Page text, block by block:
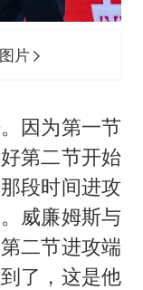
片
因为第一节
第二节开始
段时间进攻
威廉姆斯与
二节进攻端
了，这是他